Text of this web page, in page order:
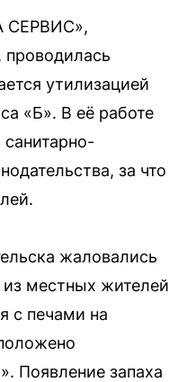
СЕРВИС»,
утилизацией
«Б». В её работе
за что
жаловались
местных жителей
с печами на
Появление запаха